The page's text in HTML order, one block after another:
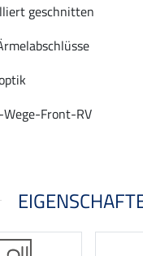
geschnitten
Wege-Front-RV